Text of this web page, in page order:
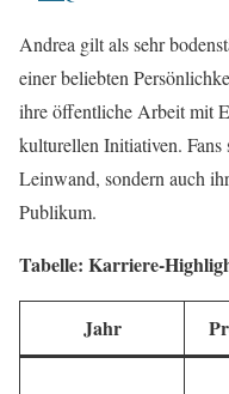
Andrea gilt als sehr
einer beliebten
ihre öffentliche Arbeit mit
kulturellen Initiativen.
Leinwand, sondern auch
Publikum.
Tabelle: Karriere-
Jahr